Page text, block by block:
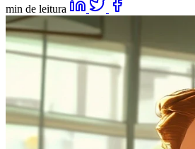
min de leitura